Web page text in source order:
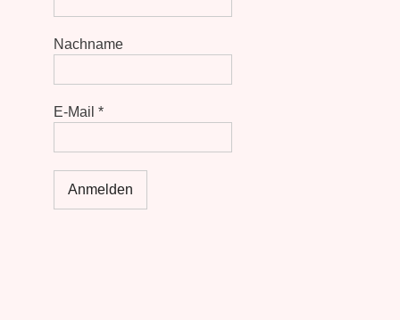
Nachname
E-Mail *